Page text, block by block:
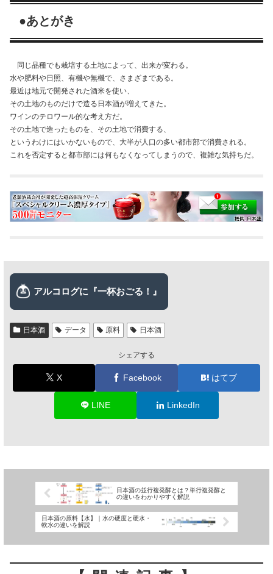
●あとがき
同じ品種でも栽培する土地によって、出来が変わる。
水や肥料や日照、有機や無機で、さまざまである。
最近は地元で開発された酒米を使い、
その土地のものだけで造る日本酒が増えてきた。
ワインのテロワール的な考え方だ。
その土地で造ったものを、その土地で消費する、
というわけにはいかないもので、大半が人口の多い都市部で消費される。
これを否定すると都市部には何もなくなってしまうので、複雑な気持ちだ。
日本酒 データ 原料 日本酒
シェアする
X Facebook はてブ
LINE LinkedIn
日本酒の並行複発酵とは？単行複発酵と
の違いをわかりやすく解説
日本酒の原料【水】｜水の硬度と硬水・
軟水の違いを解説